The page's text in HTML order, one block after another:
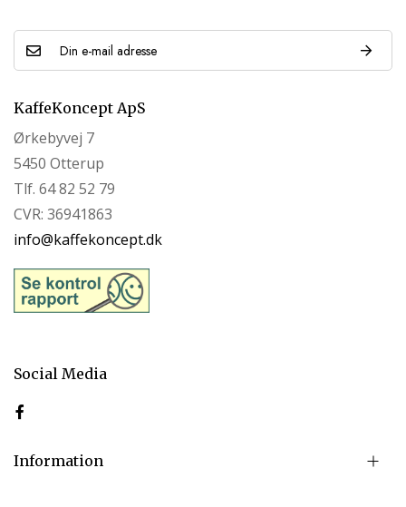
KaffeKoncept ApS
Ørkebyvej 7
5450 Otterup
Tlf. 64 82 52 79
CVR: 36941863
info@kaffekoncept.dk
Information
Social Media